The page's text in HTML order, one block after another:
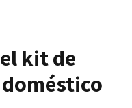
kit de